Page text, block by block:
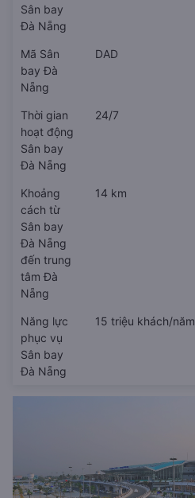
Sân bay
Đà Nẵng
Mã Sân
bay Đà
Nẵng
DAD
Thời gian
hoạt động
Sân bay
Đà Nẵng
24/7
Khoảng
cách từ
Sân bay
Đà Nẵng
đến trung
tâm Đà
Nẵng
14 km
Năng lực
phục vụ
Sân bay
Đà Nẵng
15 triệu khách/năm